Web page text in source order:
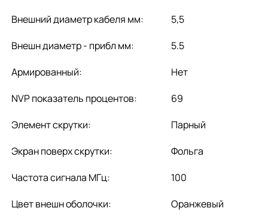
Внешний диаметр кабеля мм:
5,5
Внешн диаметр - прибл мм:
5.5
Армированный:
Нет
NVP показатель процентов:
69
Элемент скрутки:
Парный
Экран поверх скрутки:
Фольга
Частота сигнала МГц:
100
Цвет внешн оболочки:
Оранжевый